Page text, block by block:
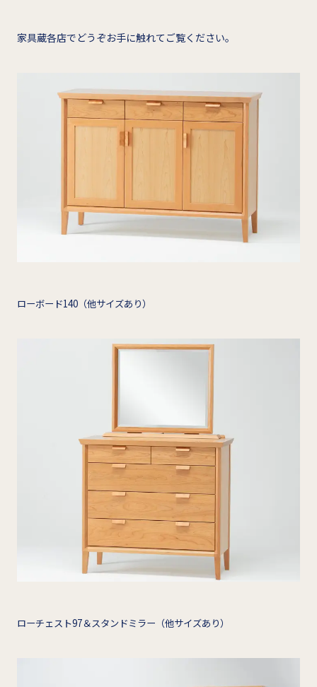
家具蔵各店でどうぞお手に触れてご覧ください。
ローボード140（他サイズあり）
ローチェスト97＆スタンドミラー（他サイズあり）